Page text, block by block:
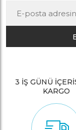
3 İŞ GÜNÜ
KARGO